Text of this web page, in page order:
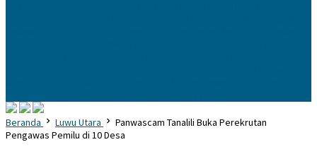
Beranda Luwu Utara
Panwascam Tanalili Buka Perekrutan
Pengawas Pemilu di 10 Desa